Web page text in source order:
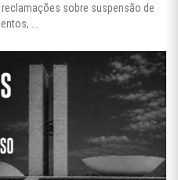
reclamações sobre suspensão de
...